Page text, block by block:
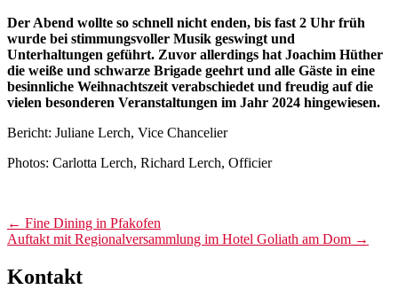
Der Abend wollte so schnell nicht enden, bis fast 2 Uhr früh
wurde bei stimmungsvoller Musik geswingt und
Unterhaltungen geführt. Zuvor allerdings hat Joachim Hüther
die weiße und schwarze Brigade geehrt und alle Gäste in eine
besinnliche Weihnachtszeit verabschiedet und freudig auf die
vielen besonderen Veranstaltungen im Jahr 2024 hingewiesen.
Bericht: Juliane Lerch, Vice Chancelier
Photos: Carlotta Lerch, Richard Lerch, Officier
Post
navigation
← Fine Dining in Pfakofen
Auftakt mit Regionalversammlung im Hotel Goliath am Dom →
Kontakt